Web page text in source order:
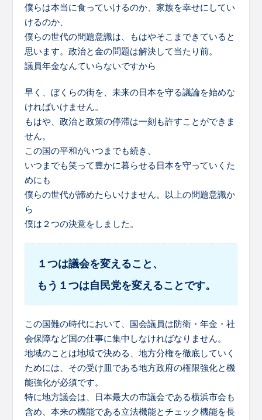
僕らは本当に食っていけるのか、家族を幸せにしてい
けるのか、
僕らの世代の問題意識は、もはやそこまできていると
思います。政治と金の問題は解決して当たり前。
議員年金なんていらないですから
早く、ぼくらの街を、未来の日本を守る議論を始めな
ければいけません。
もはや、政治と政策の停滞は一刻も許すことができま
せん。
この国の平和がいつまでも続き、
いつまでも笑って豊かに暮らせる日本を守っていくた
めにも
僕らの世代が諦めたらいけません。以上の問題意識か
ら
僕は２つの決意をしました。
１つは議会を変えること、
もう１つは自民党を変えることです。
この国難の時代において、国会議員は防衛・年金・社
会保障など国の仕事に集中しなければなりません。
地域のことは地域で決める、地方分権を徹底していく
ためには、その受け皿である地方政府の権限強化と機
能強化が必須です。
特に地方議会は、日本最大の市議会である横浜市会も
含め、本来の機能である立法機能とチェック機能を長